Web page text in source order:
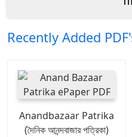
Recently Added
Anandbazaar Patrika
(দৈনিক আনন্দবাজার পত্রিকা)